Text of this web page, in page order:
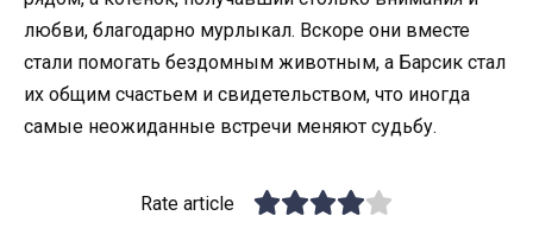
любви, благодарно мурлыкал. Вскоре они вместе
стали помогать бездомным животным, а Барсик стал
их общим счастьем и свидетельством, что иногда
самые неожиданные встречи меняют судьбу.
Rate article